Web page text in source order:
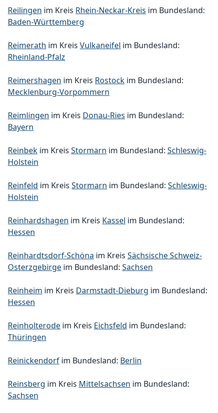
Reilingen im Kreis Rhein-Neckar-Kreis im Bundesland:
Baden-Württemberg
Reimerath im Kreis Vulkaneifel im Bundesland:
Rheinland-Pfalz
Reimershagen im Kreis Rostock im Bundesland:
Mecklenburg-Vorpommern
Reimlingen im Kreis Donau-Ries im Bundesland:
Bayern
Reinbek im Kreis Stormarn im Bundesland: Schleswig-
Holstein
Reinfeld im Kreis Stormarn im Bundesland: Schleswig-
Holstein
Reinhardshagen im Kreis Kassel im Bundesland:
Hessen
Reinhardtsdorf-Schöna im Kreis Sächsische Schweiz-
Osterzgebirge im Bundesland: Sachsen
Reinheim im Kreis Darmstadt-Dieburg im Bundesland:
Hessen
Reinholterode im Kreis Eichsfeld im Bundesland:
Thüringen
Reinickendorf im Bundesland: Berlin
Reinsberg im Kreis Mittelsachsen im Bundesland:
Sachsen